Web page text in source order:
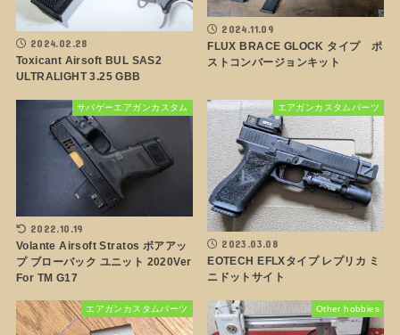
2024.02.28
Toxicant Airsoft BUL SAS2
ULTRALIGHT 3.25 GBB
2024.11.09
FLUX BRACE GLOCK タイプ ポ
ストコンバージョンキット
サバゲーエアガンカスタム
2022.10.19
Volante Airsoft Stratos ボアアッ
プ ブローバック ユニット 2020Ver
For TM G17
エアガンカスタムパーツ
2023.03.08
EOTECH EFLXタイプ レプリカ ミ
ニドットサイト
エアガンカスタムパーツ Other hobbies